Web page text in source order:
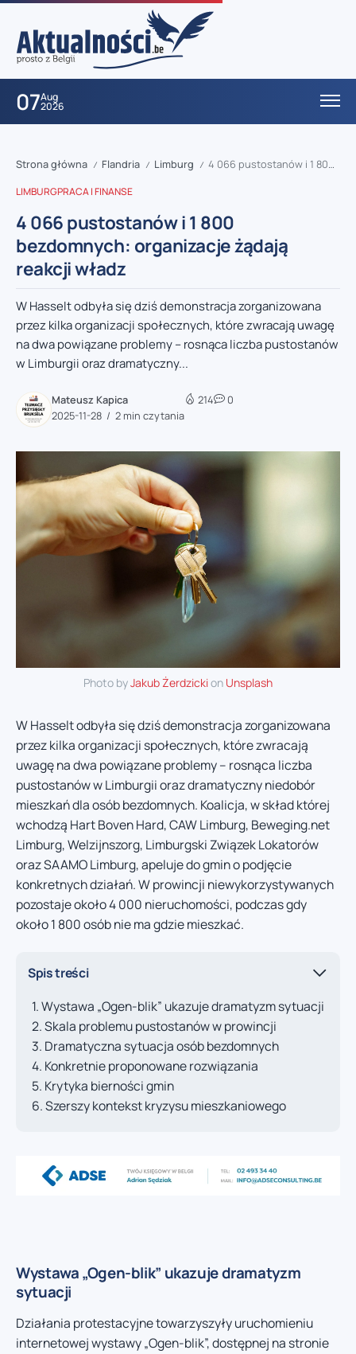
07Aug
2026
Strona główna / Flandria / Limburg / 4 066 pustostanów i 1 800 bezdomnych: organizacje żądają reakcji władz
LIMBURGPRACA I FINANSE
4 066 pustostanów i 1 800
bezdomnych: organizacje żądają
reakcji władz
W Hasselt odbyła się dziś demonstracja zorganizowana
przez kilka organizacji społecznych, które zwracają uwagę
na dwa powiązane problemy – rosnąca liczba pustostanów
w Limburgii oraz dramatyczny...
Mateusz Kapica
2025-11-28
2 min czytania
214 0
Photo byJakub Żerdzickion Unsplash
W Hasselt odbyła się dziś demonstracja zorganizowana
przez kilka organizacji społecznych, które zwracają
uwagę na dwa powiązane problemy – rosnąca liczba
pustostanów w Limburgii oraz dramatyczny niedobór
mieszkań dla osób bezdomnych. Koalicja, w skład której
wchodzą Hart Boven Hard, CAW Limburg, Beweging.net
Limburg, Welzijnszorg, Limburgski Związek Lokatorów
oraz SAAMO Limburg, apeluje do gmin o podjęcie
konkretnych działań. W prowincji niewykorzystywanych
pozostaje około 4 000 nieruchomości, podczas gdy
około 1 800 osób nie ma gdzie mieszkać.
Spis treści
Wystawa „Ogen-blik” ukazuje dramatyzm sytuacji
Skala problemu pustostanów w prowincji
Dramatyczna sytuacja osób bezdomnych
Konkretnie proponowane rozwiązania
Krytyka bierności gmin
Szerszy kontekst kryzysu mieszkaniowego
Wystawa „Ogen-blik” ukazuje dramatyzm
sytuacji
Działania protestacyjne towarzyszyły uruchomieniu
internetowej wystawy „Ogen-blik”, dostępnej na stronie